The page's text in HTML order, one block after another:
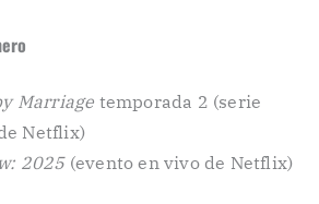
Marriage temporada 2 (serie
Netflix)
2025(evento en vivo de Netflix)